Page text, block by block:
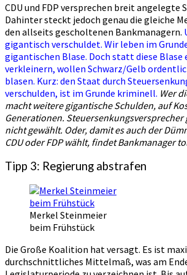
CDU und FDP versprechen breit angelegte
Dahinter steckt jedoch genau die gleiche
den allseits gescholtenen Bankmanagern.
gigantisch verschuldet. Wir leben im
gigantischen Blase. Doch statt diese Blase
verkleinern, wollen Schwarz/Gelb
blasen. Kurz: den Staat durch
verschulden, ist im Grunde kriminell. Wer
macht weitere gigantische Schulden, auf
Generationen. Steuersenkungsversprecher
nicht gewählt. Oder, damit es auch der
CDU oder FDP wählt, findet Bankmanager
Tipp 3: Regierung abstrafen
Merkel Steinmeier
beim Frühstück
Die Große Koalition hat versagt. Es ist
durchschnittliches Mittelmaß, was am